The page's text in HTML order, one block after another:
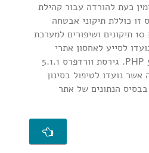
בגירסה 5.1.1 זמין כעת להורדה עבור קהילת
זו כוללת תיקוני אבטחה
ותחזוקה וכמו כן, כוללת 10 תיקונים ושיפורים למערכת
לסייע לאחסון אתרי
וורדפרס תחת גירסת PHP 5.2. גירסת וורדפרס 5.1.1
נועדו לטיפול בסינון
הנתונים של אתר